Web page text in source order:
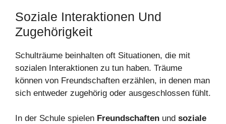
Soziale Interaktionen Und
Zugehörigkeit
Schulträume beinhalten oft Situationen, die mit
sozialen Interaktionen zu tun haben. Träume
können von Freundschaften erzählen, in denen man
sich entweder zugehörig oder ausgeschlossen fühlt.
In der Schule spielen Freundschaften und soziale